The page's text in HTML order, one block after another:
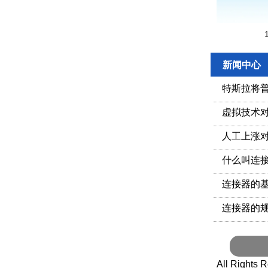
新闻中心
特斯拉将
虚拟技术
人工上涨
什么叫连
连接器的
连接器的
All Rights